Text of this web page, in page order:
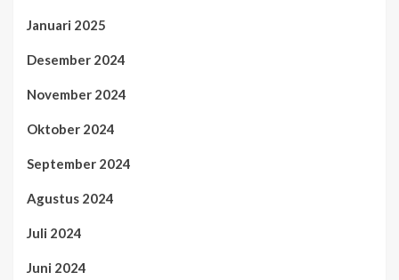
Januari 2025
Desember 2024
November 2024
Oktober 2024
September 2024
Agustus 2024
Juli 2024
Juni 2024